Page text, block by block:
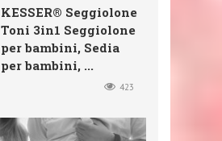
KESSER® Seggiolone
Toni 3in1 Seggiolone
per bambini, Sedia
per bambini, ...
423